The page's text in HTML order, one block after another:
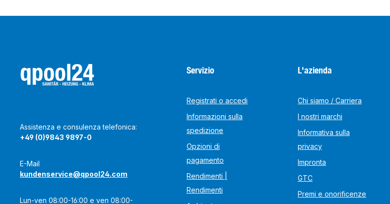
Assistenza e consulenza telefonica:
+49 (0)9843 9897-0
E-Mail
kundenservice@qpool24.com
Lun-ven 08:00-16:00 e ven 08:00-
Servizio
Registrati o accedi
Informazioni sulla
spedizione
Opzioni di
pagamento
Rendimenti |
Rendimenti
L'azienda
Chi siamo / Carriera
I nostri marchi
Informativa sulla
privacy
Impronta
GTC
Premi e onorificenze